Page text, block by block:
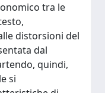
tra le
distorsioni del
dal
quindi,
si